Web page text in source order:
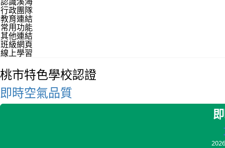
行政團隊
教育連結
常用功能
其他連結
班級網頁
線上學習
桃市特色學校認證
即時空氣品質